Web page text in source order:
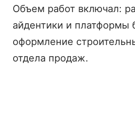
Объем работ включал:
айдентики и платформы
оформление
отдела продаж.